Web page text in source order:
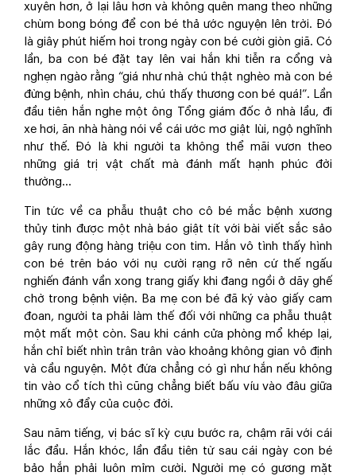
xuyên hơn, ở lại lâu hơn và không quên mang theo những
chùm bong bóng để con bé thả ước nguyện lên trời. Đó
là giây phút hiếm hoi trong ngày con bé cười giòn giã. Có
lần, ba con bé đặt tay lên vai hắn khi tiễn ra cổng và
nghẹn ngào rằng “giá như nhà chú thật nghèo mà con bé
đừng bệnh, nhìn cháu, chú thấy thương con bé quá!”. Lần
đầu tiên hắn nghe một ông Tổng giám đốc ở nhà lầu, đi
xe hơi, ăn nhà hàng nói về cái ước mơ giật lùi, ngộ nghĩnh
như thế. Đó là khi người ta không thể mãi vươn theo
những giá trị vật chất mà đánh mất hạnh phúc đời
thường...
Tin tức về ca phẫu thuật cho cô bé mắc bệnh xương
thủy tinh được một nhà báo giật tít với bài viết sắc sảo
gây rung động hàng triệu con tim. Hắn vô tình thấy hình
con bé trên báo với nụ cười rạng rỡ nên cứ thế ngấu
nghiến đánh vần xong trang giấy khi đang ngồi ở dãy ghế
chờ trong bệnh viện. Ba mẹ con bé đã ký vào giấy cam
đoan, người ta phải làm thế đối với những ca phẫu thuật
một mất một còn. Sau khi cánh cửa phòng mổ khép lại,
hắn chỉ biết nhìn trân trân vào khoảng không gian vô định
và cầu nguyện. Một đứa chẳng có gì như hắn nếu không
tin vào cổ tích thì cũng chẳng biết bấu víu vào đâu giữa
những xô đẩy của cuộc đời.
Sau năm tiếng, vị bác sĩ kỳ cựu bước ra, chậm rãi với cái
lắc đầu. Hắn khóc, lần đầu tiên từ sau cái ngày con bé
bảo hắn phải luôn mỉm cười. Người mẹ có gương mặt